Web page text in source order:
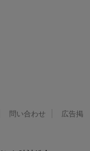
問い合わせ
広告掲